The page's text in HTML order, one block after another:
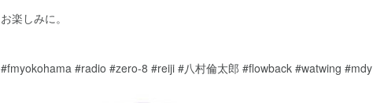
お楽しみに。
#fmyokohama #radio #zero-8 #reiji #八村倫太郎 #flowback #watwing #mdy